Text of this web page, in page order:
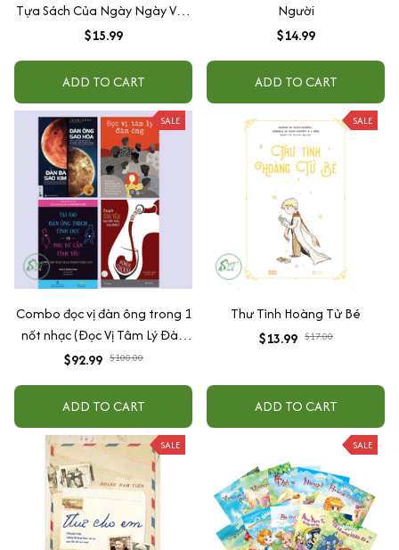
Tựa Sách Của Ngày Ngày Viết
Chữ Dành Cho Người Học Viết
$15.99
ADD TO CART
Người
$14.99
ADD TO CART
SALE
Combo đọc vị đàn ông trong 1
nốt nhạc (Đọc Vị Tâm Lý Đàn
Ông + Chuyện Tình Yêu Bạn
Ông Sao Hỏa - Đàn Bà Sao
Kim (Tìm Lại Tình Yêu) (Tái Bản
2019) + Tại Sao Đàn Ông
Thích Tình Dục Và Phụ Nữ Cần
Tình Yêu)
$92.99 $100.00
ADD TO CART
SALE
Thư Tình Hoàng Tử Bé
$13.99 $17.00
ADD TO CART
SALE SALE